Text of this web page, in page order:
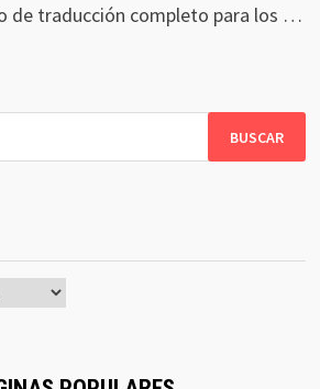
de traducción completo para los …